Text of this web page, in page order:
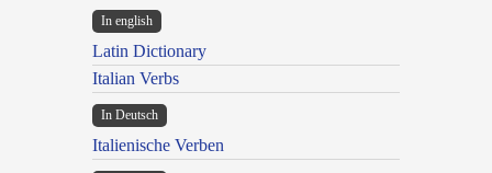
In english
Latin Dictionary
Italian Verbs
In Deutsch
Italienische Verben